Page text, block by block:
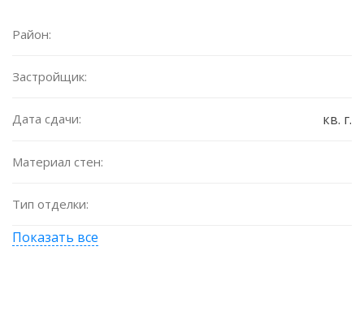
Район:
Застройщик:
Дата сдачи: кв. г.
Материал стен:
Тип отделки:
Показать все